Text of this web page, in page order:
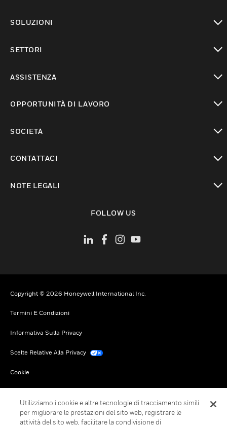
SOLUZIONI
SETTORI
ASSISTENZA
OPPORTUNITÀ DI LAVORO
SOCIETÀ
CONTATTACI
NOTE LEGALI
FOLLOW US
Copyright © 2026 Honeywell International Inc.
Termini E Condizioni
Informativa Sulla Privacy
Scelte Relative Alla Privacy
Cookie
Utilizziamo i cookie e altre tecnologie di tracciamento simili
per migliorare le prestazioni del sito web, registrare le
attività del sito web, facilitare la condivisione di